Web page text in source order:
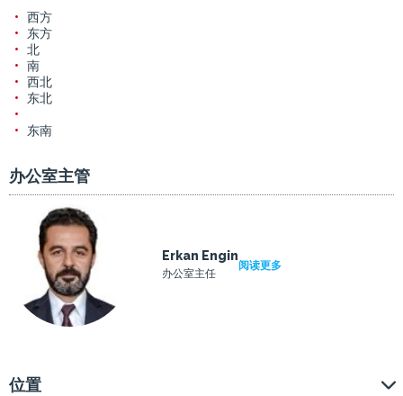
西方
东方
北
南
西北
东北
东南
办公室主管
Erkan Engin
办公室主任
阅读更多
位置